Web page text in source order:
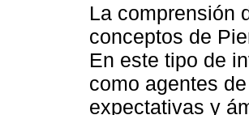
La comprensión
conceptos de
En este tipo de
como agentes
expectativas y